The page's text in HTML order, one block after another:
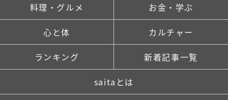
料理・グルメ お金・学ぶ
心と体 カルチャー
ランキング 新着記事一覧
saitaとは